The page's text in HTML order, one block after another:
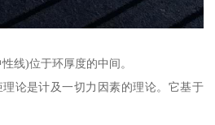
线)位于环厚度的中间。
论是计及一切力因素的理论。它基于